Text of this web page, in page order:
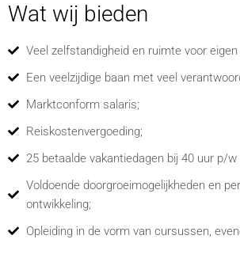
Wat wij bieden
Veel zelfstandigheid en ruimte voor
Een veelzijdige baan met veel
Marktconform salaris;
Reiskostenvergoeding;
25 betaalde vakantiedagen bij 40 uur p/w
Voldoende doorgroeimogelijkheden en
ontwikkeling;
Opleiding in de vorm van cursussen,